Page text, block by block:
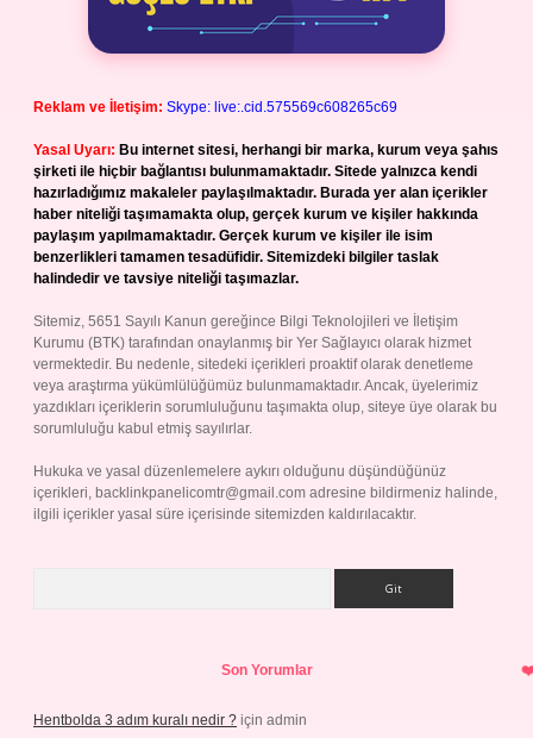
Reklam ve İletişim: Skype: live:.cid.575569c608265c69
Yasal Uyarı: Bu internet sitesi, herhangi bir marka, kurum veya şahıs
şirketi ile hiçbir bağlantısı bulunmamaktadır. Sitede yalnızca kendi
hazırladığımız makaleler paylaşılmaktadır. Burada yer alan içerikler
haber niteliği taşımamakta olup, gerçek kurum ve kişiler hakkında
paylaşım yapılmamaktadır. Gerçek kurum ve kişiler ile isim
benzerlikleri tamamen tesadüfidir. Sitemizdeki bilgiler taslak
halindedir ve tavsiye niteliği taşımazlar.
Sitemiz, 5651 Sayılı Kanun gereğince Bilgi Teknolojileri ve İletişim
Kurumu (BTK) tarafından onaylanmış bir Yer Sağlayıcı olarak hizmet
vermektedir. Bu nedenle, sitedeki içerikleri proaktif olarak denetleme
veya araştırma yükümlülüğümüz bulunmamaktadır. Ancak, üyelerimiz
yazdıkları içeriklerin sorumluluğunu taşımakta olup, siteye üye olarak bu
sorumluluğu kabul etmiş sayılırlar.
Hukuka ve yasal düzenlemelere aykırı olduğunu düşündüğünüz
içerikleri, backlinkpanelicomtr@gmail.com adresine bildirmeniz halinde,
ilgili içerikler yasal süre içerisinde sitemizden kaldırılacaktır.
Son Yorumlar
Hentbolda 3 adım kuralı nedir ? için admin